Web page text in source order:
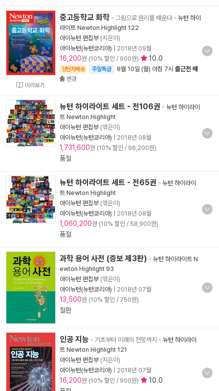
미리보기
중고등학교 화학 - 그림으로 원리를 배운다- 뉴턴 하이
라이트 Newton Highlight 122
아이뉴턴 편집부 (지은이)
아이뉴턴(뉴턴코리아)
2018년 09월
16,200원 (10% 할인 / 900원) 10.0
양탄자배송 주말특급 8월 10일 (월) 아침 7시 출근전 배
송 변경
뉴턴 하이라이트 세트 - 전106권 - 뉴턴 하이라이
트 Newton Highlight
아이뉴턴 편집부 (엮은이)
아이뉴턴(뉴턴코리아)
2018년 08월
1,731,600원 (10% 할인 / 96,200원)
품절
뉴턴 하이라이트 세트 - 전65권 - 뉴턴 하이라이
트 Newton Highlight
아이뉴턴 편집부 (엮은이)
아이뉴턴(뉴턴코리아)
2018년 08월
1,060,200원 (10% 할인 / 58,900원)
품절
과학 용어 사전 (증보 제3판) - 뉴턴 하이라이트 N
ewton Highlight 93
아이뉴턴 편집부 (엮은이)
아이뉴턴(뉴턴코리아)
2018년 07월
13,500원 (10% 할인 / 750원)
절판
인공 지능 - 기초부터 미래의 전망까지 - 뉴턴 하이라이
트 Newton Highlight 121
아이뉴턴 편집부 (지은이)
아이뉴턴(뉴턴코리아)
2018년 07월
16,200원 (10% 할인 / 900원)
10.0